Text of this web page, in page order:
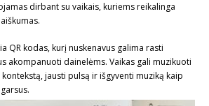
dirbant su vaikais, kuriems reikalinga
QR kodas, kurį nuskenavus galima rasti
akompanuoti dainelėms. Vaikas gali muzikuoti
jausti pulsą ir išgyventi muziką kaip